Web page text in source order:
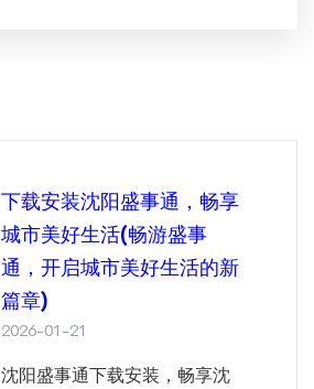
下载安装沈阳盛事通，畅享
城市美好生活(畅游盛事
通，开启城市美好生活的新
篇章)
2026-01-21
沈阳盛事通下载安装，畅享沈